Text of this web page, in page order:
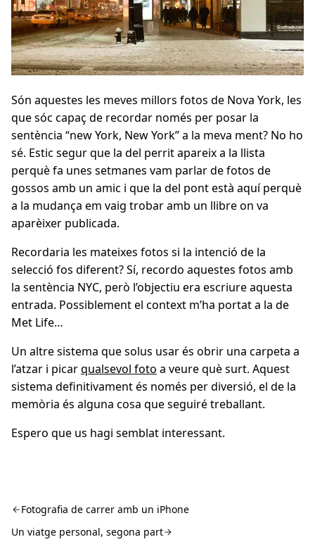
Són aquestes les meves millors fotos de Nova York, les
que sóc capaç de recordar només per posar la
sentència “new York, New York” a la meva ment? No ho
sé. Estic segur que la del perrit apareix a la llista
perquè fa unes setmanes vam parlar de fotos de
gossos amb un amic i que la del pont està aquí perquè
a la mudança em vaig trobar amb un llibre on va
aparèixer publicada.
Recordaria les mateixes fotos si la intenció de la
selecció fos diferent? Sí, recordo aquestes fotos amb
la sentència NYC, però l’objectiu era escriure aquesta
entrada. Possiblement el context m’ha portat a la de
Met Life…
Un altre sistema que solus usar és obrir una carpeta a
l’atzar i picarqualsevol foto a veure què surt. Aquest
sistema definitivament és només per diversió, el de la
memòria és alguna cosa que seguiré treballant.
Espero que us hagi semblat interessant.
Fotografia de carrer amb un iPhone
Un viatge personal, segona part